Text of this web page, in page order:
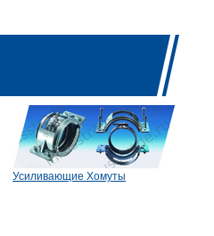
Усиливающие Хомуты